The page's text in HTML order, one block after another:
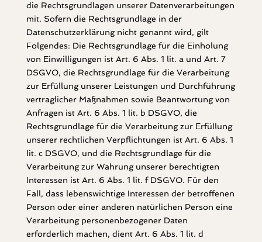
die Rechtsgrundlagen unserer Datenverarbeitungen
mit. Sofern die Rechtsgrundlage in der
Datenschutzerklärung nicht genannt wird, gilt
Folgendes: Die Rechtsgrundlage für die Einholung
von Einwilligungen ist Art. 6 Abs. 1 lit. a und Art. 7
DSGVO, die Rechtsgrundlage für die Verarbeitung
zur Erfüllung unserer Leistungen und Durchführung
vertraglicher Maßnahmen sowie Beantwortung von
Anfragen ist Art. 6 Abs. 1 lit. b DSGVO, die
Rechtsgrundlage für die Verarbeitung zur Erfüllung
unserer rechtlichen Verpflichtungen ist Art. 6 Abs. 1
lit. c DSGVO, und die Rechtsgrundlage für die
Verarbeitung zur Wahrung unserer berechtigten
Interessen ist Art. 6 Abs. 1 lit. f DSGVO. Für den
Fall, dass lebenswichtige Interessen der betroffenen
Person oder einer anderen natürlichen Person eine
Verarbeitung personenbezogener Daten
erforderlich machen, dient Art. 6 Abs. 1 lit. d